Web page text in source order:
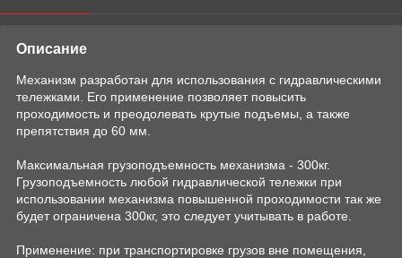
Описание
Механизм разработан для использования с гидравлическими
тележками. Его применение позволяет повысить
проходимость и преодолевать крутые подъемы, а также
препятствия до 60 мм.
Максимальная грузоподъемность механизма - 300кг.
Грузоподъемность любой гидравлической тележки при
использовании механизма повышенной проходимости так же
будет ограничена 300кг, это следует учитывать в работе.
Применение: при транспортировке грузов вне помещения,